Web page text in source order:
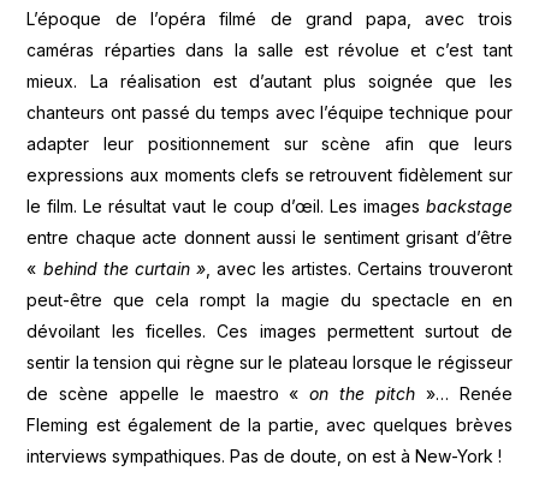
L’époque de l’opéra filmé de grand papa, avec trois
caméras réparties dans la salle est révolue et c’est tant
mieux. La réalisation est d’autant plus soignée que les
chanteurs ont passé du temps avec l’équipe technique pour
adapter leur positionnement sur scène afin que leurs
expressions aux moments clefs se retrouvent fidèlement sur
le film. Le résultat vaut le coup d’œil. Les images backstage
entre chaque acte donnent aussi le sentiment grisant d’être
« behind the curtain », avec les artistes. Certains trouveront
peut-être que cela rompt la magie du spectacle en en
dévoilant les ficelles. Ces images permettent surtout de
sentir la tension qui règne sur le plateau lorsque le régisseur
de scène appelle le maestro «on the pitch»… Renée
Fleming est également de la partie, avec quelques brèves
interviews sympathiques. Pas de doute, on est à New-York !